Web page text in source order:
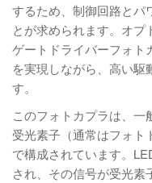
するため、制御回路とパ
とが求められます。オ
ゲートドライバーフォト
を実現しながら、高い駆
す。
このフォトカプラは、
受光素子（通常はフォト
で構成されています。
され、その信号が受光素